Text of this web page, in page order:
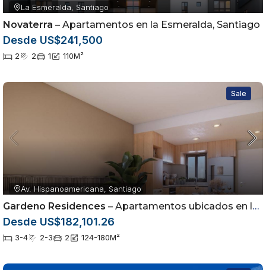
La Esmeralda, Santiago
Novaterra – Apartamentos en la Esmeralda, Santiago
Desde US$241,500
2 2 1 110M²
Sale
Av. Hispanoamericana, Santiago
Gardeno Residences – Apartamentos ubicados en la Av. Hispanoamericana dentro del sector Jardínes del Sur
Desde US$182,101.26
3-4 2-3 2 124-180M²